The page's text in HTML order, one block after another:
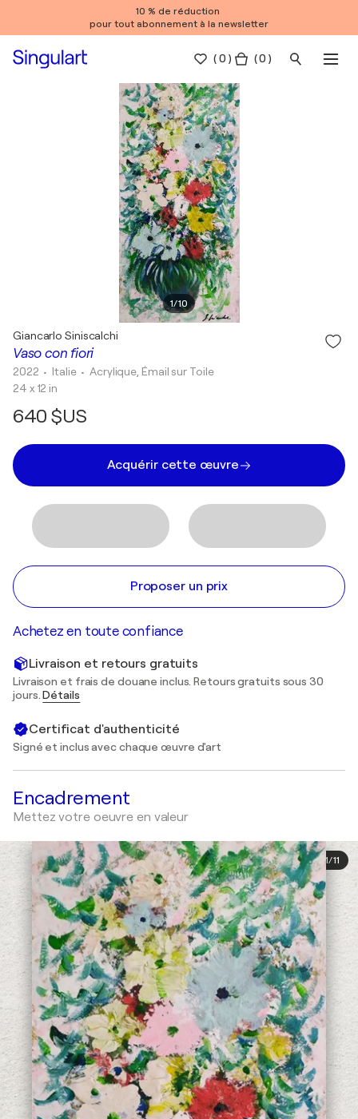
10 % de réduction
pour tout abonnement à la newsletter
(0 ) ( 0 )
1/10
Vaso con fiori
Giancarlo Siniscalchi
2022 • Italie •Acrylique, Émail sur Toile
24 x 12 in
640 $US
Acquérir cette œuvre
Proposer un prix
Achetez en toute confiance
Livraison et retours gratuits
Livraison et frais de douane inclus. Retours gratuits sous 30
jours.Détails
Certificat d'authenticité
Signé et inclus avec chaque œuvre d'art
Encadrement
Mettez votre oeuvre en valeur
1/11